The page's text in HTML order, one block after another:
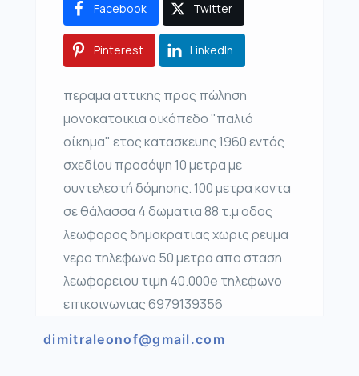
Facebook Twitter
Pinterest LinkedIn
περαμα αττικης προς πώληση
μονοκατοικια οικόπεδο "παλιό
οίκημα" ετος κατασκευης 1960 εντός
σχεδίου προσόψη 10 μετρα με
συντελεστή δόμησης. 100 μετρα κοντα
σε θάλασσα 4 δωματια 88 τ.μ οδος
λεωφορος δημοκρατιας χωρις ρευμα
νερο τηλεφωνο 50 μετρα απο σταση
λεωφορειου τιμη 40.000e τηλεφωνο
επικοινωνιας 6979139356
dimitraleonof@gmail.com